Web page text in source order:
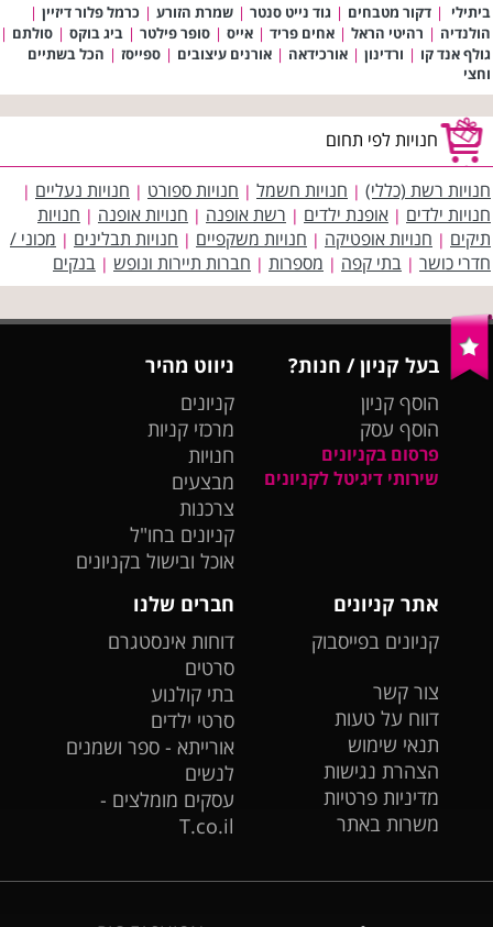
ביתילי | דקור מטבחים | גוד נייט סנטר | שמרת הזורע | כרמל פלור דיזיין |
הולנדיה | רהיטי הראל | אחים פריד | אייס | סופר פילטר | ביג בוקס | סולתם |
גולף אנד קו | ורדינון | אורכידאה | אורנים עיצובים | ספייסז | הכל בשתיים
וחצי
חנויות לפי תחום
חנויות רשת (כללי) | חנויות חשמל | חנויות ספורט | חנויות נעליים |
חנויות ילדים | אופנת ילדים | רשת אופנה | חנויות אופנה | חנויות
תיקים | חנויות אופטיקה | חנויות משקפיים | חנויות תבלינים | מכוני /
חדרי כושר | בתי קפה | מספרות | חברות תיירות ונופש | בנקים
בעל קניון / חנות?
הוסף קניון
הוסף עסק
פרסום בקניונים
שירותי דיגיטל לקניונים
ניווט מהיר
קניונים
מרכזי קניות
חנויות
מבצעים
צרכנות
קניונים בחו"ל
אוכל ובישול בקניונים
אתר קניונים
קניונים בפייסבוק
צור קשר
דווח על טעות
תנאי שימוש
הצהרת נגישות
מדיניות פרטיות
משרות באתר
חברים שלנו
דוחות אינסטגרם
סרטים
בתי קולנוע
סרטי ילדים
אורייתא - ספר ושמנים
לנשים
עסקים מומלצים -
T.co.il